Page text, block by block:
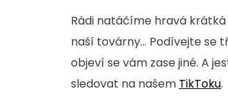
Rádi natáčíme hravá krátká
naší továrny... Podívejte se
objeví se vám zase jiné. A
sledovat na našem TikToku.